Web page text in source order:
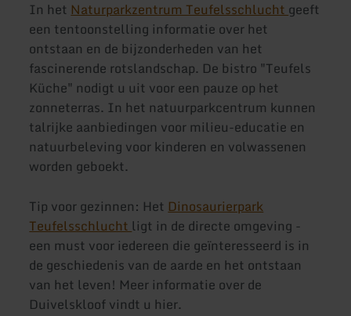
In het Naturparkzentrum Teufelsschlucht geeft
een tentoonstelling informatie over het
ontstaan en de bijzonderheden van het
fascinerende rotslandschap. De bistro "Teufels
Küche" nodigt u uit voor een pauze op het
zonneterras. In het natuurparkcentrum kunnen
talrijke aanbiedingen voor milieu-educatie en
natuurbeleving voor kinderen en volwassenen
worden geboekt.
Tip voor gezinnen: Het Dinosaurierpark
Teufelsschlucht ligt in de directe omgeving -
een must voor iedereen die geïnteresseerd is in
de geschiedenis van de aarde en het ontstaan
van het leven! Meer informatie over de
Duivelskloof vindt u hier.